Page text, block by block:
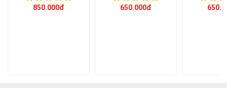
850.000đ 650.000đ